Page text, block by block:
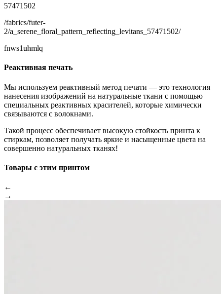
57471502
/fabrics/futer-
2/a_serene_floral_pattern_reflecting_levitans_57471502/
fnws1uhmlq
Реактивная печать
Мы используем реактивный метод печати — это технология
нанесения изображений на натуральные ткани с помощью
специальных реактивных красителей, которые химически
связываются с волокнами.
Такой процесс обеспечивает высокую стойкость принта к
стиркам, позволяет получать яркие и насыщенные цвета на
совершенно натуральных тканях!
Товары с этим принтом
←
→